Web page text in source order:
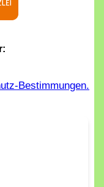
Bestimmungen.